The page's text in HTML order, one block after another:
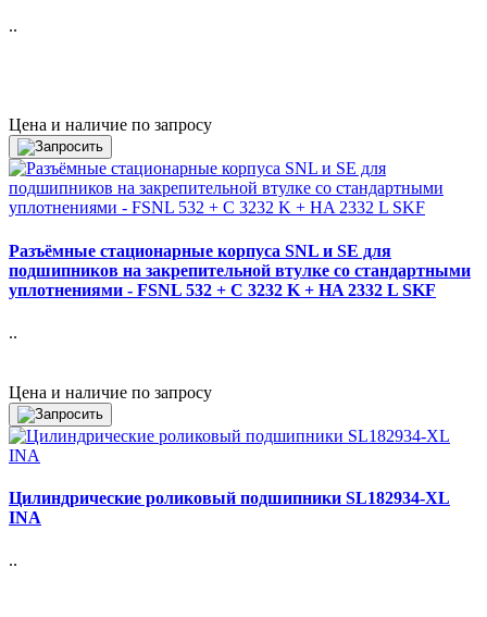
..
Цена и наличие по запросу
Разъёмные стационарные корпуса SNL и SE для
подшипников на закрепительной втулке со стандартными
уплотнениями - FSNL 532 + C 3232 K + HA 2332 L SKF
..
Цена и наличие по запросу
Цилиндрические роликовый подшипники SL182934-XL
INA
..